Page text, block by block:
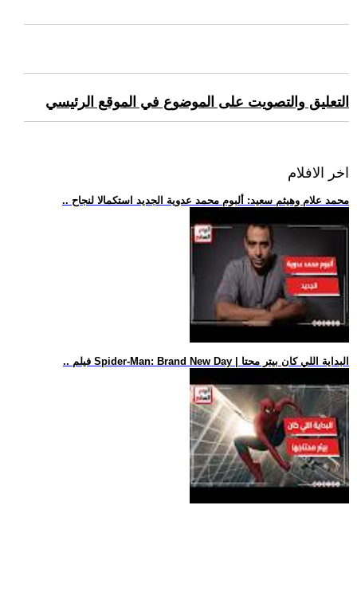
التعليق والتصويت على الموضوع في الموقع الرئيسي
اخر الافلام
.. محمد علام وهيثم سعيد: ألبوم محمد عدوية الجديد استكمالا لنجاح
.. فيلم Spider-Man: Brand New Day | البداية اللي كان بيتر محتا